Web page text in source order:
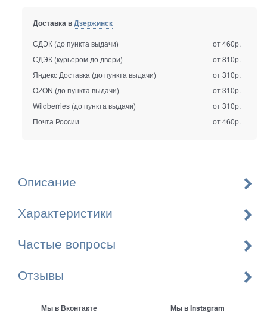
Доставка вДзержинск
СДЭК (до пункта выдачи)
от 460р.
СДЭК (курьером до двери)
от 810р.
Яндекс Доставка (до пункта выдачи)
от 310р.
OZON (до пункта выдачи)
от 310р.
Wildberries (до пункта выдачи)
от 310р.
Почта России
от 460р.
Описание
Характеристики
Частые вопросы
Отзывы
Мы в Вконтакте Мы в Instagram